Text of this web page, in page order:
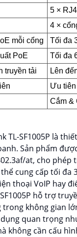
5 ×
4 ×
mỗi cổng
Tối đa
PoE
Tối đa
truyền tải
Lên
Ưu
Cắm &
TL-SF1005P là
Sản phẩm
at, cho
thể cung cấp tối
thoại VoIP hay
hỗ trợ
trong không gian
quan trọng
không cần cấu